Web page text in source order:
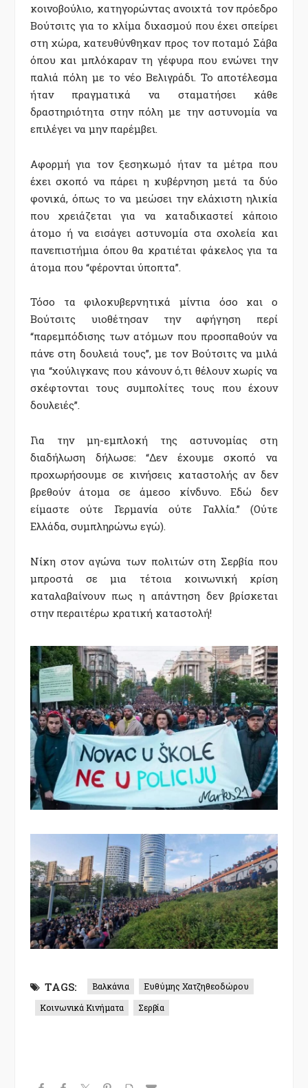
κοινοβούλιο, κατηγορώντας ανοιχτά τον πρόεδρο
Βούτσιτς για το κλίμα διχασμού που έχει σπείρει
στη χώρα, κατευθύνθηκαν προς τον ποταμό Σάβα
όπου και μπλόκαραν τη γέφυρα που ενώνει την
παλιά πόλη με το νέο Βελιγράδι. Το αποτέλεσμα
ήταν πραγματικά να σταματήσει κάθε
δραστηριότητα στην πόλη με την αστυνομία να
επιλέγει να μην παρέμβει.
Αφορμή για τον ξεσηκωμό ήταν τα μέτρα που
έχει σκοπό να πάρει η κυβέρνηση μετά τα δύο
φονικά, όπως το να μεώσει την ελάχιστη ηλικία
που χρειάζεται για να καταδικαστεί κάποιο
άτομο ή να εισάγει αστυνομία στα σχολεία και
πανεπιστήμια όπου θα κρατιέται φάκελος για τα
άτομα που “φέρονται ύποπτα”.
Τόσο τα φιλοκυβερνητικά μίντια όσο και ο
Βούτσιτς υιοθέτησαν την αφήγηση περί
“παρεμπόδισης των ατόμων που προσπαθούν να
πάνε στη δουλειά τους”, με τον Βούτσιτς να μιλά
για “χούλιγκανς που κάνουν ό,τι θέλουν χωρίς να
σκέφτονται τους συμπολίτες τους που έχουν
δουλειές”.
Για την μη-εμπλοκή της αστυνομίας στη
διαδήλωση δήλωσε: “Δεν έχουμε σκοπό να
προχωρήσουμε σε κινήσεις καταστολής αν δεν
βρεθούν άτομα σε άμεσο κίνδυνο. Εδώ δεν
είμαστε ούτε Γερμανία ούτε Γαλλία.” (Ούτε
Ελλάδα, συμπληρώνω εγώ).
Νίκη στον αγώνα των πολιτών στη Σερβία που
μπροστά σε μια τέτοια κοινωνική κρίση
καταλαβαίνουν πως η απάντηση δεν βρίσκεται
στην περαιτέρω κρατική καταστολή!
TAGS: Βαλκάνια
Ευθύμης Χατζηθεοδώρου
Κοινωνικά Κινήματα
Σερβία